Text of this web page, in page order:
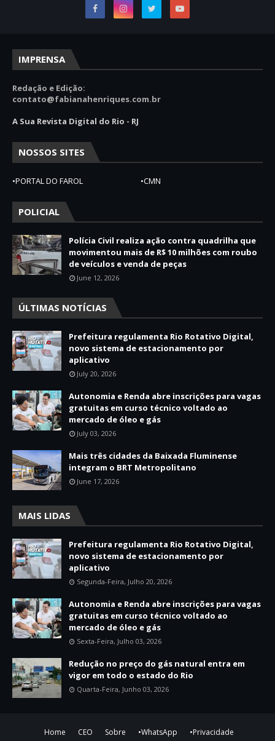
IMPRENSA
Redação e Edição:
contato@fabianahenriques.com.br
A Sua Revista Digital do Rio - RJ
NOSSOS SITES
•PORTAL DO FAROL •CMN
POLICIAL
Polícia Civil realiza ação contra quadrilha que
movimentou mais de R$ 10 milhões com roubo
de veículos e venda de peças
June 12, 2026
ÚLTIMAS NOTÍCIAS
Prefeitura regulamenta Rio Rotativo Digital,
novo sistema de estacionamento por
aplicativo
July 20, 2026
Autonomia e Renda abre inscrições para vagas
gratuitas em curso técnico voltado ao
mercado de óleo e gás
July 03, 2026
Mais três cidades da Baixada Fluminense
integram o BRT Metropolitano
June 17, 2026
MAIS LIDAS
Prefeitura regulamenta Rio Rotativo Digital,
novo sistema de estacionamento por
aplicativo
Segunda-Feira, Julho 20, 2026
Autonomia e Renda abre inscrições para vagas
gratuitas em curso técnico voltado ao
mercado de óleo e gás
Sexta-Feira, Julho 03, 2026
Redução no preço do gás natural entra em
vigor em todo o estado do Rio
Quarta-Feira, Junho 03, 2026
Home CEO Sobre •WhatsApp •Privacidade